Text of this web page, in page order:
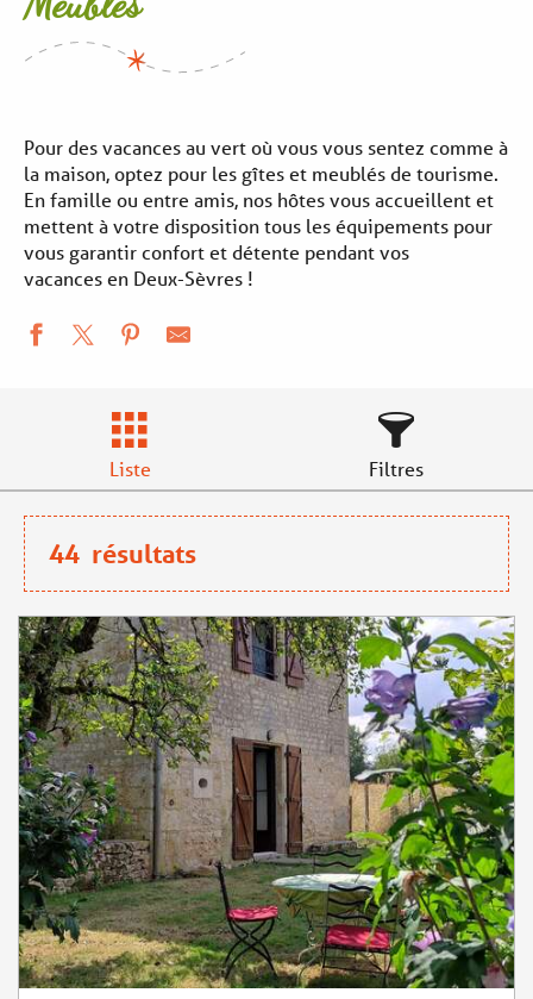
Pour des vacances au vert où vous vous sentez comme à
la maison, optez pour les gîtes et meublés de tourisme.
En famille ou entre amis, nos hôtes vous accueillent et
mettent à votre disposition tous les équipements pour
vous garantir confort et détente pendant vos
vacances en Deux-Sèvres !
Liste Filtres
44 résultats